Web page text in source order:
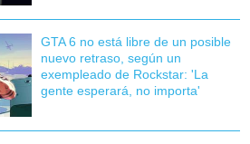
GTA 6 no está libre de un posible
nuevo retraso, según un
exempleado de Rockstar: 'La
gente esperará, no importa'